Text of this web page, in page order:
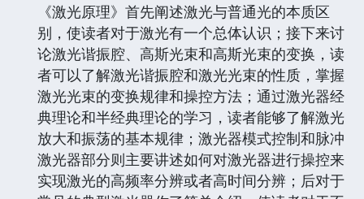
《激光原理》首先阐述激光与普通光的本质区
别，使读者对于激光有一个总体认识；接下来讨
论激光谐振腔、高斯光束和高斯光束的变换，读
者可以了解激光谐振腔和激光光束的性质，掌握
激光光束的变换规律和操控方法；通过激光器经
典理论和半经典理论的学习，读者能够了解激光
放大和振荡的基本规律；激光器模式控制和脉冲
激光器部分则主要讲述如何对激光器进行操控来
实现激光的高频率分辨或者高时间分辨；后对于